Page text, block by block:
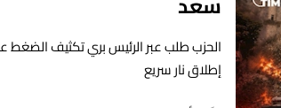
الحزب طلب عبر الرئيس بري تكثيف
إطلاق نار سريع